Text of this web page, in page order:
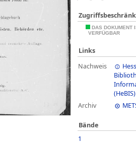
DAS DOKUMENT
VERFÜGBAR
Links
Nachweis
(HeBIS)
Archiv
Bände
1